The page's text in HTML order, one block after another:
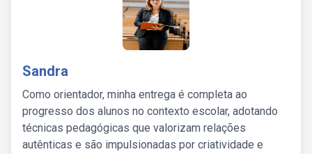
Sandra
Como orientador, minha entrega é completa ao
progresso dos alunos no contexto escolar, adotando
técnicas pedagógicas que valorizam relações
autênticas e são impulsionadas por criatividade e